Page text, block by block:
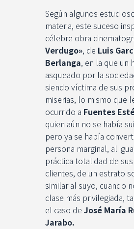
Según algunos
materia, este suceso
célebre obra
Verdugo», de Luis
Berlanga, en la que un
asqueado por la
siendo víctima de sus
miserias, lo mismo que
ocurrido a Fuentes
quien aún no se había
pero ya se había
persona marginal, al
práctica totalidad de
clientes, de un estrato
similar al suyo, cuando
clase más privilegiada,
el caso de José María
Jarabo.